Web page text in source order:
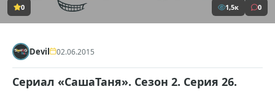
0 1,5к 0
Devil 02.06.2015
Сериал «СашаТаня». Сезон 2. Серия 26.